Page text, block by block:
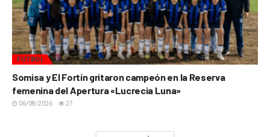
FÚTBOL
Somisa y El Fortín gritaron campeón en la Reserva
femenina del Apertura «Lucrecia Luna»
06/08/2026 27